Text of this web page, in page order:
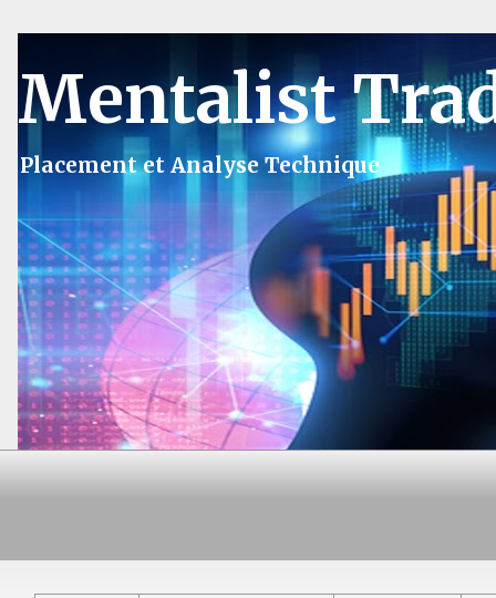
Mentalist
Placement et Analyse Technique